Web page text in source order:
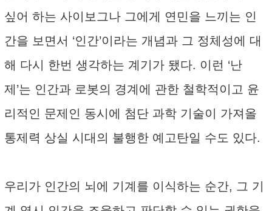
싶어 하는 사이보그나 그에게 연민을 느끼는 인
간을 보면서 ‘인간’이라는 개념과 그 정체성에 대
해 다시 한번 생각하는 계기가 됐다. 이런 ‘난
제’는 인간과 로봇의 경계에 관한 철학적이고 윤
리적인 문제인 동시에 첨단 과학 기술이 가져올
통제력 상실 시대의 불행한 예고탄일 수도 있다.
우리가 인간의 뇌에 기계를 이식하는 순간, 그 기